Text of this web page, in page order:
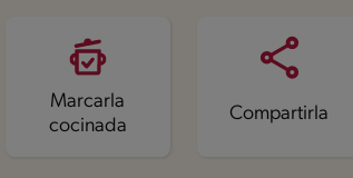
Marcarla
cocinada
Compartirla